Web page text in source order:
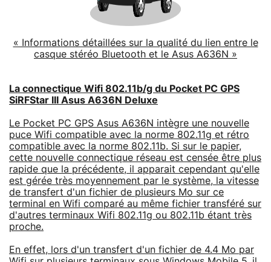
« Informations détaillées sur la qualité du lien entre le
casque stéréo Bluetooth et le Asus A636N »
La connectique Wifi 802.11b/g du Pocket PC GPS
SiRFStar III Asus A636N Deluxe
Le Pocket PC GPS Asus A636N intègre une nouvelle
puce Wifi compatible avec la norme 802.11g et rétro
compatible avec la norme 802.11b. Si sur le papier,
cette nouvelle connectique réseau est censée être plus
rapide que la précédente, il apparait cependant qu'elle
est gérée très moyennement par le système, la vitesse
de transfert d'un fichier de plusieurs Mo sur ce
terminal en Wifi comparé au même fichier transféré sur
d'autres terminaux Wifi 802.11g ou 802.11b étant très
proche.
En effet, lors d'un transfert d'un fichier de 4.4 Mo par